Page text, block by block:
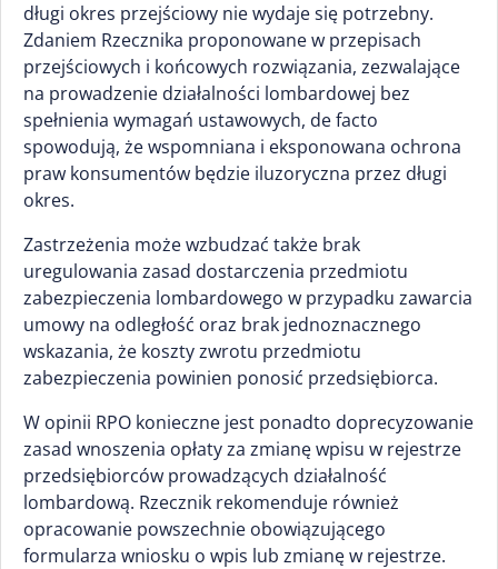
długi okres przejściowy nie wydaje się potrzebny.
Zdaniem Rzecznika proponowane w przepisach
przejściowych i końcowych rozwiązania, zezwalające
na prowadzenie działalności lombardowej bez
spełnienia wymagań ustawowych, de facto
spowodują, że wspomniana i eksponowana ochrona
praw konsumentów będzie iluzoryczna przez długi
okres.
Zastrzeżenia może wzbudzać także brak
uregulowania zasad dostarczenia przedmiotu
zabezpieczenia lombardowego w przypadku zawarcia
umowy na odległość oraz brak jednoznacznego
wskazania, że koszty zwrotu przedmiotu
zabezpieczenia powinien ponosić przedsiębiorca.
W opinii RPO konieczne jest ponadto doprecyzowanie
zasad wnoszenia opłaty za zmianę wpisu w rejestrze
przedsiębiorców prowadzących działalność
lombardową. Rzecznik rekomenduje również
opracowanie powszechnie obowiązującego
formularza wniosku o wpis lub zmianę w rejestrze.